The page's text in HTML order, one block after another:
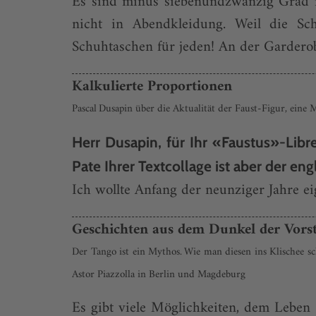
nicht in Abendkleidung. Weil die
Schuhtaschen für jeden! An der
Kalkulierte Proportionen
Pascal Dusapin über die Aktualität der Faust-Figur,
Herr Dusapin, für Ihr «Faustus»-
Pate Ihrer Textcollage ist aber der
Ich wollte Anfang der neunziger Jahre
Geschichten aus dem Dunkel der
Der Tango ist ein Mythos. Wie man diesen ins Klischee
Astor Piazzolla in Berlin und Magdeburg
Es gibt viele Möglichkeiten, dem